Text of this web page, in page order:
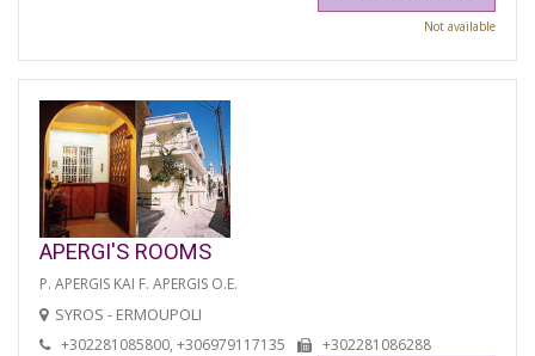
Not available
APERGI'S ROOMS
P. APERGIS KAI F. APERGIS O.E.
SYROS - ERMOUPOLI
+302281085800, +306979117135 +302281086288